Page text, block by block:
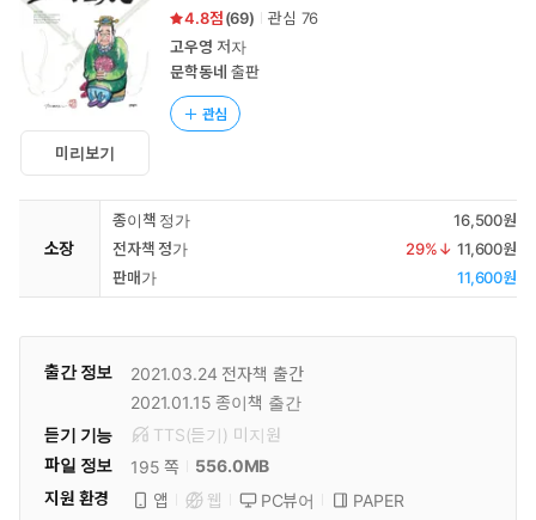
미리보기
4.8 (69) 관심 76
고우영 저자
문학동네 출판
관심
소장
종이책 정가
16,500원
전자책 정가
29%↓ 11,600원
판매가
11,600원
출간 정보 2021.03.24 전자책 출간
2021.01.15 종이책 출간
듣기 기능
TTS(듣기) 미 지원
파일 정보
195 쪽
556.0MB
지원 환경
앱 웹 PC뷰어
PAPER